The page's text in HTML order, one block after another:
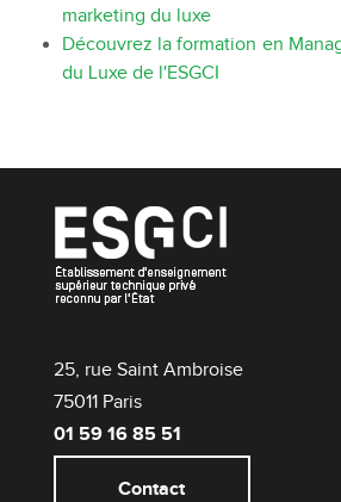
marketing du luxe
Découvrez la formation en
du Luxe de l'ESGCI
25, rue Saint Ambroise
75011 Paris
01 59 16 85 51
Contact